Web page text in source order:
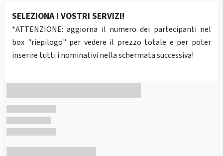
SELEZIONA I VOSTRI SERVIZI!
*ATTENZIONE: aggiorna il numero dei partecipanti nel
box "riepilogo" per vedere il prezzo totale e per poter
inserire tutti i nominativi nella schermata successiva!